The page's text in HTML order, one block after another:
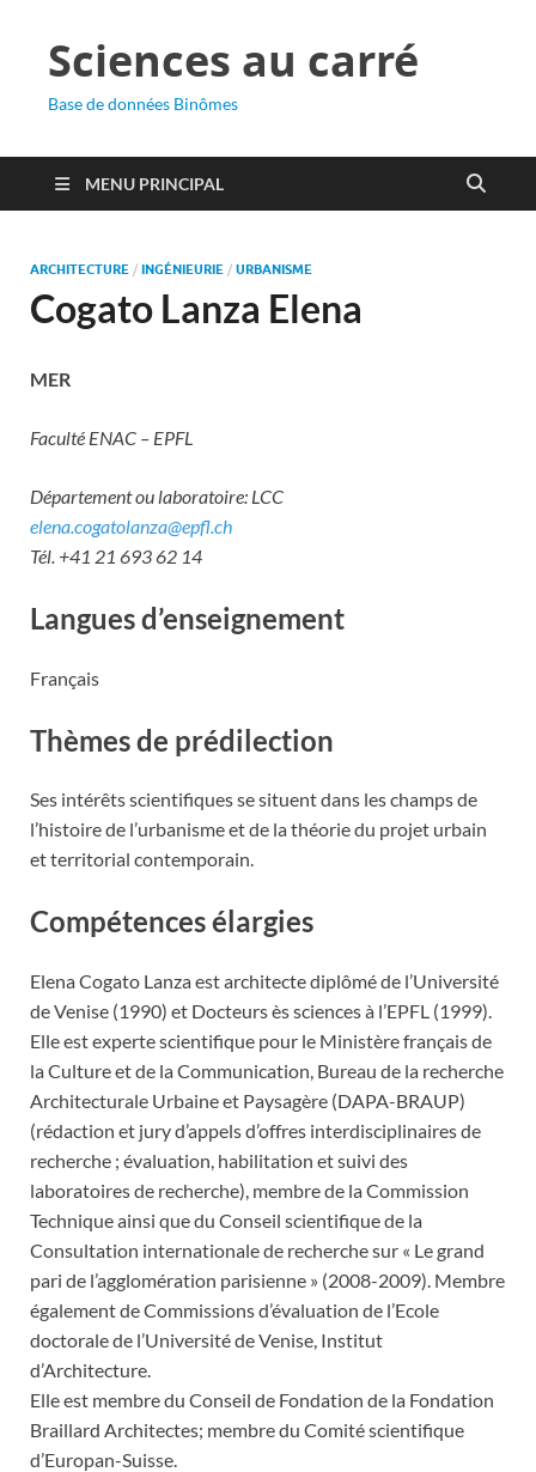
Sciences au carré
Base de données Binômes
MENU PRINCIPAL
ARCHITECTURE / INGÉNIEURIE / URBANISME
Cogato Lanza Elena
MER
Faculté ENAC – EPFL
Département ou laboratoire: LCC
elena.cogatolanza@epfl.ch
Tél. +41 21 693 62 14
Langues d’enseignement
Français
Thèmes de prédilection
Ses intérêts scientifiques se situent dans les champs de
l’histoire de l’urbanisme et de la théorie du projet urbain
et territorial contemporain.
Compétences élargies
Elena Cogato Lanza est architecte diplômé de l’Université
de Venise (1990) et Docteurs ès sciences à l’EPFL (1999).
Elle est experte scientifique pour le Ministère français de
la Culture et de la Communication, Bureau de la recherche
Architecturale Urbaine et Paysagère (DAPA-BRAUP)
(rédaction et jury d’appels d’offres interdisciplinaires de
recherche ; évaluation, habilitation et suivi des
laboratoires de recherche), membre de la Commission
Technique ainsi que du Conseil scientifique de la
Consultation internationale de recherche sur « Le grand
pari de l’agglomération parisienne » (2008-2009). Membre
également de Commissions d’évaluation de l’Ecole
doctorale de l’Université de Venise, Institut
d’Architecture.
Elle est membre du Conseil de Fondation de la Fondation
Braillard Architectes; membre du Comité scientifique
d’Europan-Suisse.